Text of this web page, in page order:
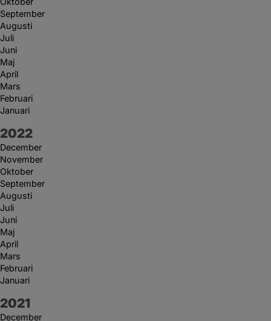
September
Augusti
Juli
Juni
Maj
April
Mars
Februari
Januari
År:
2022
December
November
Oktober
September
Augusti
Juli
Juni
Maj
April
Mars
Februari
Januari
År:
2021
December